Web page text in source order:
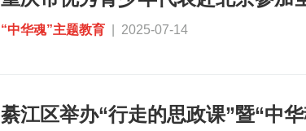
“中华魂”主题教育 | 2025-07-14
綦江区举办“行走的思政课”暨“中